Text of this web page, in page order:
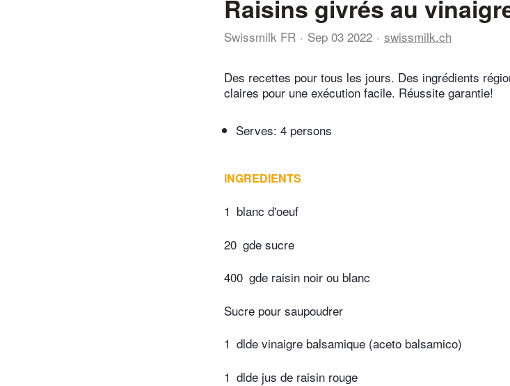
Raisins givrés au
Swissmilk FR Sep 03 2022 swissmilk.ch
Des recettes pour tous les jours. Des ingrédients
claires pour une exécution facile. Réussite garantie!
Serves: 4 persons
INGREDIENTS
1 blanc d'oeuf
20 gde sucre
400 gde raisin noir ou blanc
Sucre pour saupoudrer
1 dlde vinaigre balsamique (aceto balsamico)
1 dlde jus de raisin rouge